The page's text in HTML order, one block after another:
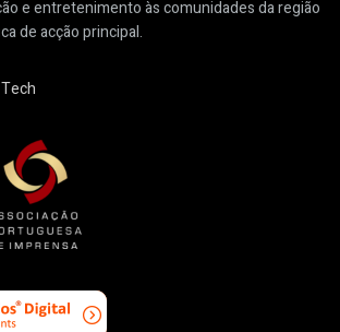
e entretenimento às comunidades da região
de acção principal.